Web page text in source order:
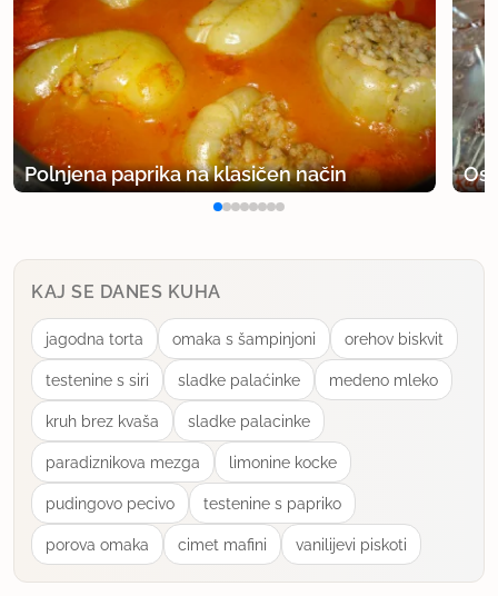
Polnjena paprika na klasičen način
KAJ SE DANES KUHA
jagodna torta omaka s šampinjoni orehov biskvit
testenine s siri sladke palaćinke medeno mleko
kruh brez kvaša sladke palacinke
paradiznikova mezga limonine kocke
pudingovo pecivo testenine s papriko
porova omaka cimet mafini vanilijevi piskoti